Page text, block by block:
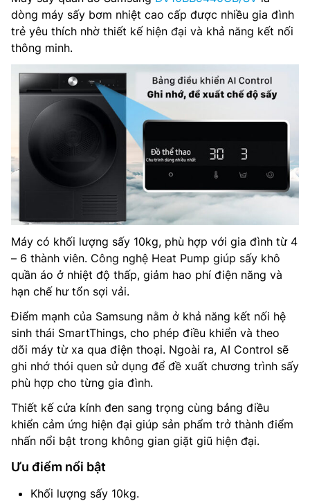
dòng máy sấy bơm nhiệt cao cấp được nhiều gia đình
trẻ yêu thích nhờ thiết kế hiện đại và khả năng kết nối
thông minh.
Máy có khối lượng sấy 10kg, phù hợp với gia đình từ 4
– 6 thành viên. Công nghệ Heat Pump giúp sấy khô
quần áo ở nhiệt độ thấp, giảm hao phí điện năng và
hạn chế hư tổn sợi vải.
Điểm mạnh của Samsung nằm ở khả năng kết nối hệ
sinh thái SmartThings, cho phép điều khiển và theo
dõi máy từ xa qua điện thoại. Ngoài ra, AI Control sẽ
ghi nhớ thói quen sử dụng để đề xuất chương trình sấy
phù hợp cho từng gia đình.
Thiết kế cửa kính đen sang trọng cùng bảng điều
khiển cảm ứng hiện đại giúp sản phẩm trở thành điểm
nhấn nổi bật trong không gian giặt giũ hiện đại.
Ưu điểm nổi bật
Khối lượng sấy 10kg.